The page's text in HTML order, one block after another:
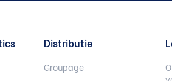
Distributie
Groupage